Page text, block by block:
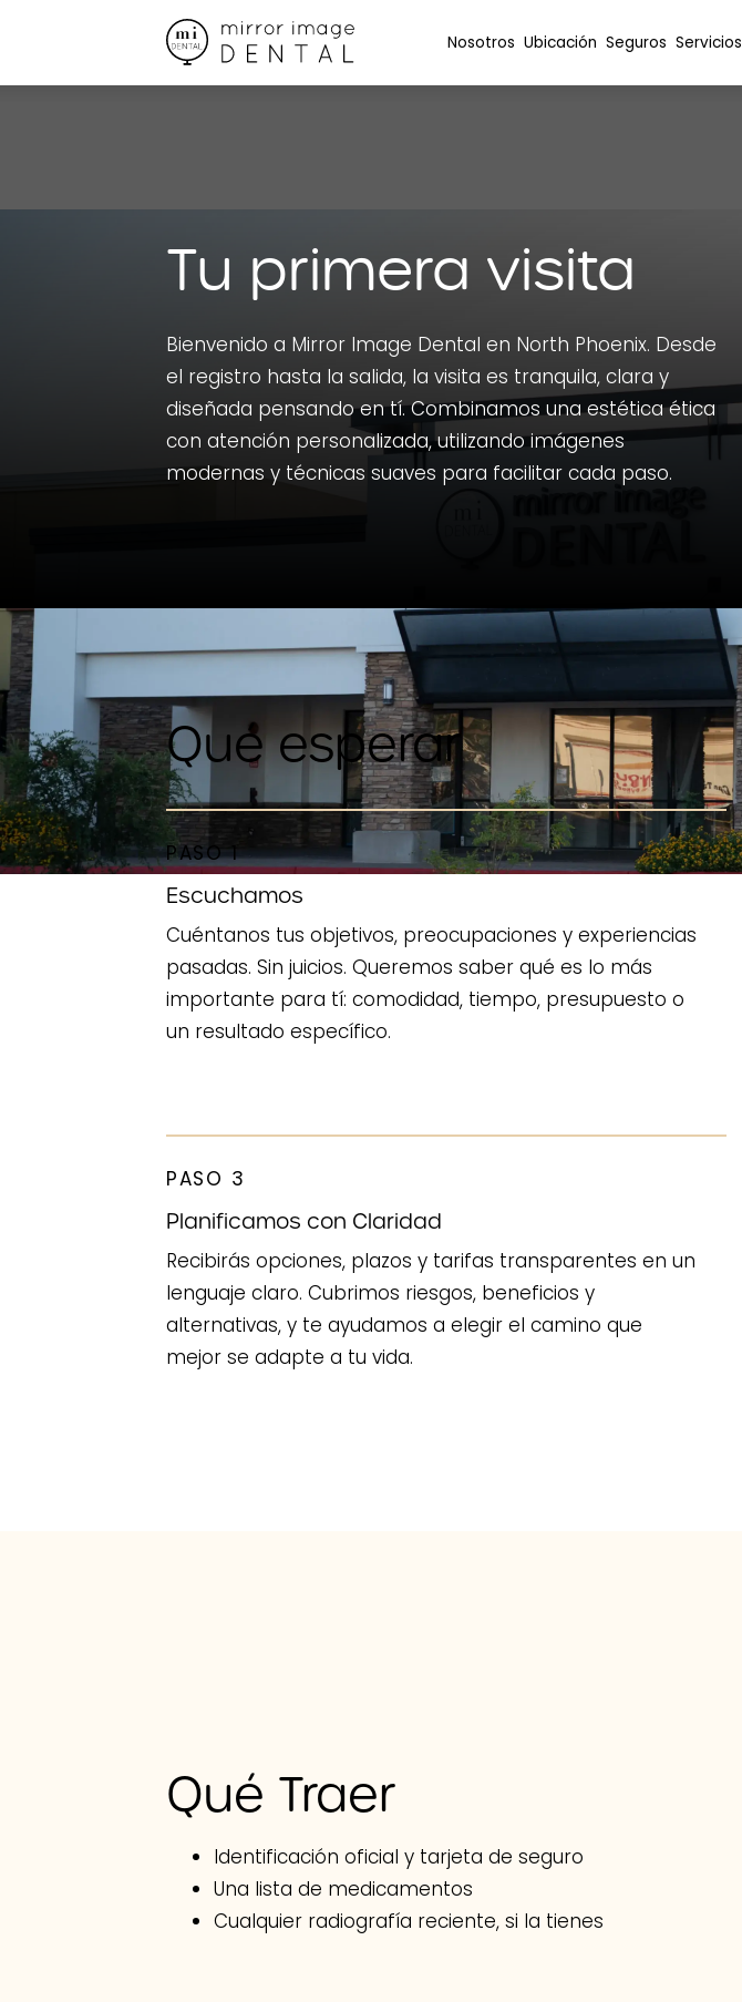
Nosotros Ubicación Seguros Servicios
Tu primera visita
Bienvenido a Mirror Image Dental en North Phoenix. Desde
el registro hasta la salida, la visita es tranquila, clara y
diseñada pensando en tí. Combinamos una estética ética
con atención personalizada, utilizando imágenes
modernas y técnicas suaves para facilitar cada paso.
Qué esperar
PASO 1
Escuchamos
Cuéntanos tus objetivos, preocupaciones y experiencias
pasadas. Sin juicios. Queremos saber qué es lo más
importante para tí: comodidad, tiempo, presupuesto o
un resultado específico.
PASO 3
Planificamos con Claridad
Recibirás opciones, plazos y tarifas transparentes en un
lenguaje claro. Cubrimos riesgos, beneficios y
alternativas, y te ayudamos a elegir el camino que
mejor se adapte a tu vida.
Qué Traer
Identificación oficial y tarjeta de seguro
Una lista de medicamentos
Cualquier radiografía reciente, si la tienes